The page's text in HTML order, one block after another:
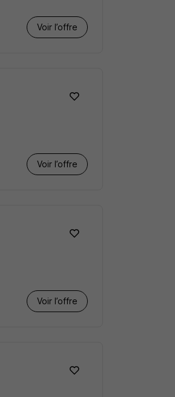
Voir l’offre
Voir l’offre
Voir l’offre